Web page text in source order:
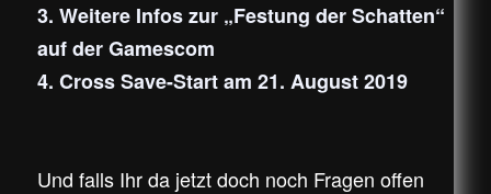
3. Weitere Infos zur „Festung der Schatten“
auf der Gamescom
4. Cross Save-Start am 21. August 2019
Und falls Ihr da jetzt doch noch Fragen offen